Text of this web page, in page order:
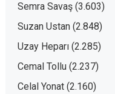
Semra Savaş (3.603)
Suzan Ustan (2.848)
Uzay Heparı (2.285)
Cemal Tollu (2.237)
Celal Yonat (2.160)